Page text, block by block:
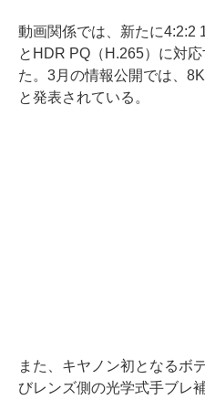
動画関係では、新たに4:2:2
とHDR PQ（H.265）に対
た。3月の情報公開では、
と発表されている。
また、キヤノン初となるボ
びレンズ側の光学式手ブレ